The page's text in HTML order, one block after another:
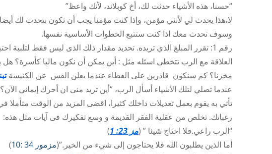
“حسنا، هذه الأشياء حدثت لك، أخ كوبلاند، لأنك واعظ”
لا،هذا يحدث لي لأنني مؤمن، وإذا كنت مؤمنا يجب أن تكون بتحدث لك
وسوف تحدث معك اذا كنت ستتبع الخطوات الأساسية نفسها.
رقم 1: تقرر المبلغ الذي تريده. تحديد مقدار ذلك الذى ليس فقط
العلاقة مع الرب تتخطى اسئله مثل : أين يمكن أن نكون ماليا كأسرة؟
مخزنا؟ كم سنكون قادرين على العطاء عندما يعلن القس عن الكنيسة
عندما تصلي لتلك الأشياء أسأل الرب، “أين تريد منى ان أحرك إيماني
تأتي به يقوم بعمل تعديلات داخلك كثيرا، اقضى المزيد من الوقت متأملا
رغباتك. تخلص من عقلية الفقر القديمة و وسع تفكيرك فى آيات مثل هذه:
“الرب راعي.فلا احتاج شيئا ” (مز 23: 1
)
أما الذين يطلبون الله فلا يحتاجون إلى شيء من الخير.”(مزمور 34 :10
)